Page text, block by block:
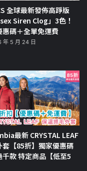
全球最新發佈高踭版
Siren Clog」3色！
惠碼＋全單免運費
年 5 月 24 日
最新 CRYSTAL LEAF
套【85折】獨家優惠碼
千款 特定商品【低至5